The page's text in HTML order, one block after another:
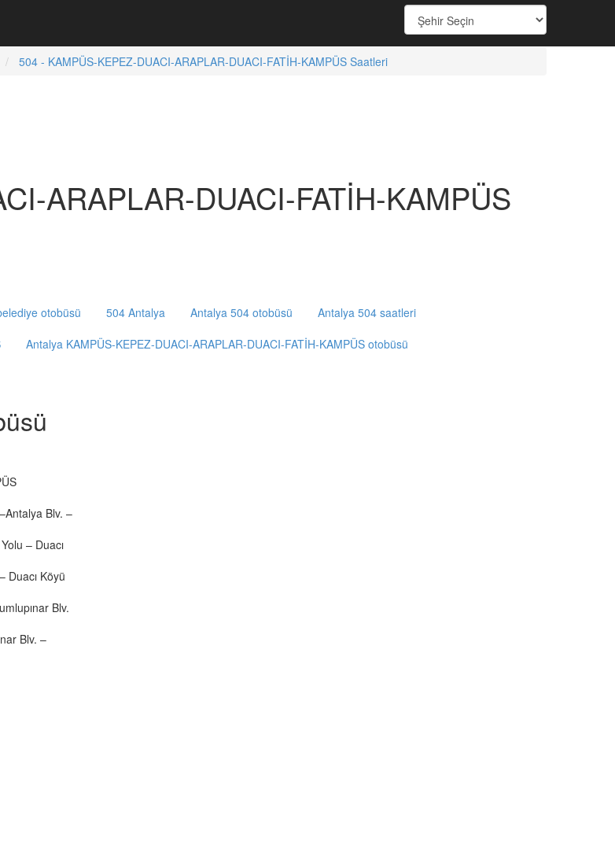
504 - KAMPÜS-KEPEZ-DUACI-ARAPLAR-DUACI-FATİH-KAMPÜS Saatleri
ARAPLAR-DUACI-FATİH-KAMPÜS
otobüsü 504 Antalya Antalya 504 otobüsü
Antalya 504 saatleri
Antalya KAMPÜS-KEPEZ-DUACI-ARAPLAR-DUACI-FATİH-KAMPÜS otobüsü
Blv. –
– Duacı
Duacı Köyü
Blv.
Blv. –